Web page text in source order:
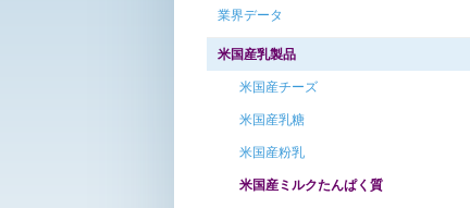
業界データ
米国産乳製品
米国産チーズ
米国産乳糖
米国産粉乳
米国産ミルクたんぱく質